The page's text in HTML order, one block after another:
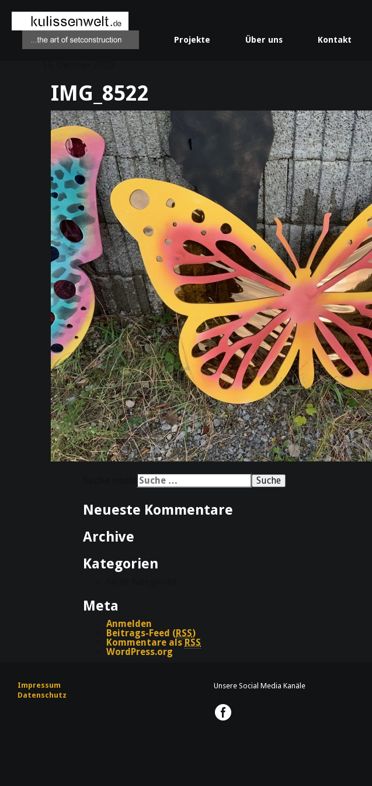
Projekte Über uns Kontakt
IMG_8522
Neueste Kommentare
Archive
Kategorien
Meta
Anmelden
Beitrags-Feed (RSS)
Kommentare alsRSS
WordPress.org
Impressum
Datenschutz
Unsere Social Media Kanäle